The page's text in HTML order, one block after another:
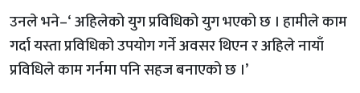
उनले भने–‘ अहिलेको युग प्रविधिको युग भएको छ । हामीले काम
गर्दा यस्ता प्रविधिको उपयोग गर्ने अवसर थिएन र अहिले नायाँ
प्रविधिले काम गर्नमा पनि सहज बनाएको छ ।’